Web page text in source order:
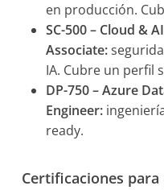
en producción.
SC-500 – Cloud &
Associate:
IA. Cubre un perfil
DP-750 – Azure
Engineer:
ready.
Certificaciones